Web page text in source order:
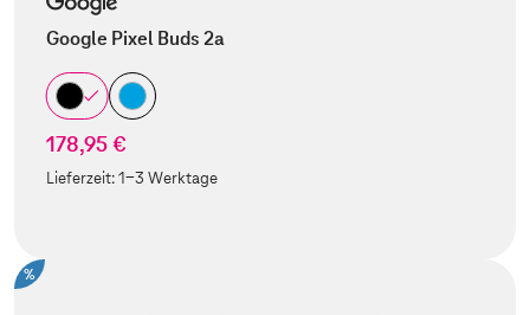
Google Pixel Buds 2a
178,95 €
Lieferzeit:1-3 Werktage
%